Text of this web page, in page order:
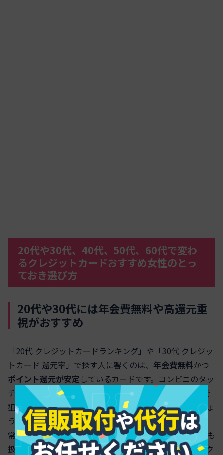
20代や30代、40代、50代、60代で変わ
るクレジットカードおすすめ女性のとっ
ておき選び方
20代や30代には年会費無料や高還元重
視がおすすめ
「20代 クレジットカードランキング」や「30代 クレジッ
トカード 還元率」で探す人に響くのは、 年会費無料かつ
ポイント還元が安定 しているカードです。コンビニのタッ
チ決済やネットショッピングの特約店で
常時1.0％以上
を
狙い、入会キャンペーンは使いすぎずに賢く加点しましょ
う。楽天や三井住友（NL）、JCBの若年向けラインは日
常の決済で取りこぼしが少なく、学生や初めて社会人にも
扱いやすい設計です。VisaやMastercardは海外やサブスク